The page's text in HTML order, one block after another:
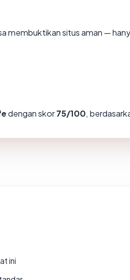
membuktikan situs aman —
dengan skor75/100,
ini